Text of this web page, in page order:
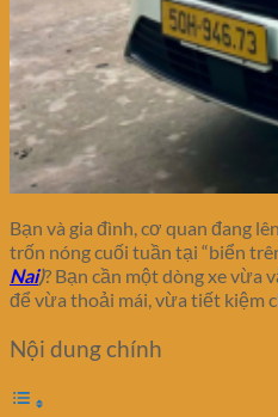
Bạn và gia đình, cơ quan đang
trốn nóng cuối tuần tại “biển
Nai)? Bạn cần một dòng xe vừa
để vừa thoải mái, vừa tiết kiệm
Nội dung chính